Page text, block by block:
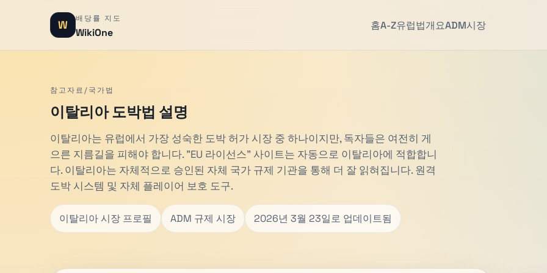
W 배당률 지도
WikiOne
홈A-Z유럽법개요ADM시장
참고자료/국가법
이탈리아 도박법 설명
이탈리아는 유럽에서 가장 성숙한 도박 허가 시장 중 하나이지만, 독자들은 여전히 게
으른 지름길을 피해야 합니다. "EU 라이선스" 사이트는 자동으로 이탈리아에 적합합니
다. 이탈리아는 자체적으로 승인된 자체 국가 규제 기관을 통해 더 잘 읽혀집니다. 원격
도박 시스템 및 자체 플레이어 보호 도구.
이탈리아 시장 프로필 ADM 규제 시장 2026년 3월 23일로 업데이트됨